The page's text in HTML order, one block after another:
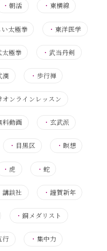
・朝活 ・ 東横線
太極拳 ・ 東洋医学
極拳 ・武当丹剣
漢 ・ 歩行禅
オンラインレッスン
料動画 ・ 玄武派
・ 目黒区 ・ 瞑想
・ 虎 ・ 蛇
講談社 ・ 謹賀新年
・銅メダリスト
行 ・ 集中力